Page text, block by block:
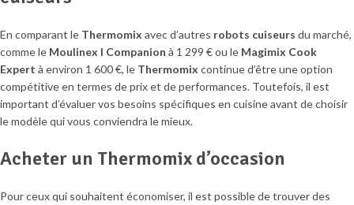
En comparant le Thermomix avec d’autres robots cuiseurs du marché,
comme le Moulinex I Companion à 1 299 € ou le Magimix Cook
Expert à environ 1 600 €, le Thermomix continue d’être une option
compétitive en termes de prix et de performances. Toutefois, il est
important d’évaluer vos besoins spécifiques en cuisine avant de choisir
le modèle qui vous conviendra le mieux.
Acheter un Thermomix d’occasion
Pour ceux qui souhaitent économiser, il est possible de trouver des